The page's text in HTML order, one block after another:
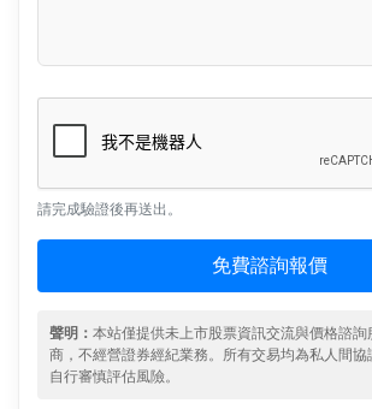
請完成驗證後再送出。
免費諮詢報價
聲明： 本站僅提供未上市股票資訊交流與價格諮詢
商，不經營證券經紀業務。所有交易均為私人間
自行審慎評估風險。